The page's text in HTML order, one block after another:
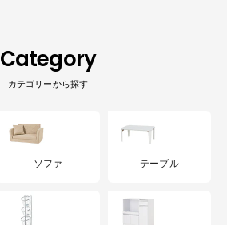
Category
カテゴリーから探す
ソファ テーブル